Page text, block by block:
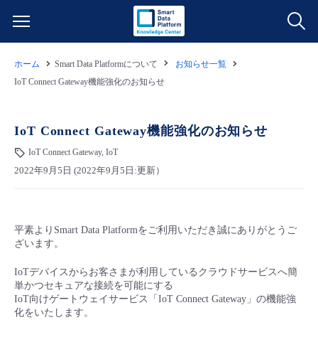
クラウド/サーバー
ネットワーク
IoT
モニタリング/監査
サポート
データ利活用
クラウド/サーバー
ネットワーク
IoT
モニタリング/監査
料金情報
料金シミュレーター
データ利活用
クラウド/サーバー
ネットワーク
■ 管理機能
- 管理機能
ユースケース
- バックアップ
- セキュリティ・監査
故障/メンテナンス情報
サービス稼働状況
ホーム Smart Data Platformについて
お知らせ一覧
IoT Connect Gateway機能強化のお知らせ
IoT Connect Gateway機能強化のお知らせ
IoT Connect Gateway, IoT
2022年9月5日 (2022年9月5日:更新）
平素より Smart Data Platformをご利用いただき誠にありがとうご
ざいます。
IoTデバイスからお客さまが利用しているクラウドサービスへ簡
単かつセキュアな接続を可能にする
IoT向けゲートウェイサービス「IoT Connect Gateway」の機能強
化をいたします。